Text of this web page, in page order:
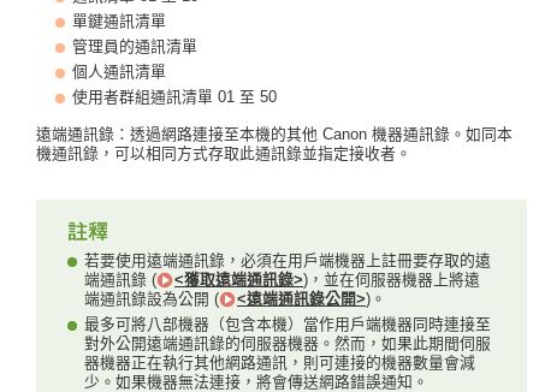
單鍵通訊清單
管理員的通訊清單
個人通訊清單
使用者群組通訊清單 01 至 50
遠端通訊錄：透過網路連接至本機的其他 Canon 機器通訊錄。如同本
機通訊錄，可以相同方式存取此通訊錄並指定接收者。
若要使用遠端通訊錄，必須在用戶端機器上註冊要存取的遠
端通訊錄 (
<獲取遠端通訊錄>)，並在伺服器機器上將遠
端通訊錄設為公開 (
<遠端通訊錄公開>)。
最多可將八部機器（包含本機）當作用戶端機器同時連接至
對外公開遠端通訊錄的伺服器機器。然而，如果此期間伺服
器機器正在執行其他網路通訊，則可連接的機器數量會減
少。如果機器無法連接，將會傳送網路錯誤通知。